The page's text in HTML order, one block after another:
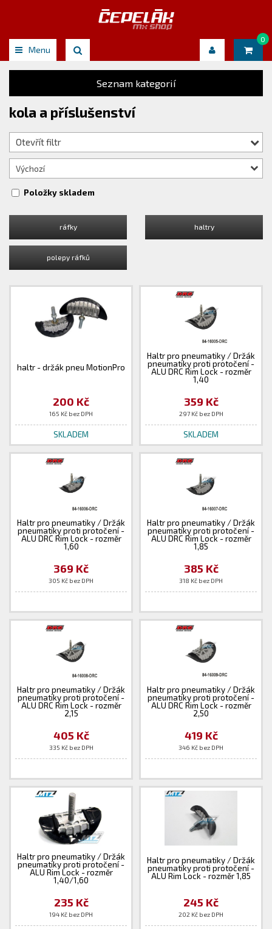
Menu
0
Seznam kategorií
kola a příslušenství
Otevřít filtr
Výchozí
Položky skladem
ráfky haltry
polepy ráfků
haltr - držák pneu MotionPro
200 Kč
165 Kč bez DPH
SKLADEM
Haltr pro pneumatiky / Držák
pneumatiky proti protočení -
ALU DRC Rim Lock - rozměr
1,40
359 Kč
297 Kč bez DPH
SKLADEM
Haltr pro pneumatiky / Držák
pneumatiky proti protočení -
ALU DRC Rim Lock - rozměr
1,60
369 Kč
305 Kč bez DPH
Haltr pro pneumatiky / Držák
pneumatiky proti protočení -
ALU DRC Rim Lock - rozměr
1,85
385 Kč
318 Kč bez DPH
Haltr pro pneumatiky / Držák
pneumatiky proti protočení -
ALU DRC Rim Lock - rozměr
2,15
405 Kč
335 Kč bez DPH
Haltr pro pneumatiky / Držák
pneumatiky proti protočení -
ALU DRC Rim Lock - rozměr
2,50
419 Kč
346 Kč bez DPH
Haltr pro pneumatiky / Držák
pneumatiky proti protočení -
ALU Rim Lock - rozměr
1,40/1,60
235 Kč
194 Kč bez DPH
Haltr pro pneumatiky / Držák
pneumatiky proti protočení -
ALU Rim Lock - rozměr 1,85
245 Kč
202 Kč bez DPH